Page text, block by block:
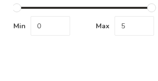
Min Max